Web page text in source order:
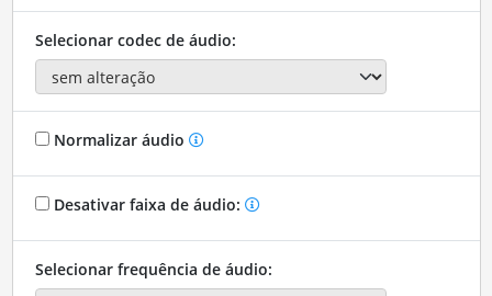
Selecionar codec de áudio:
Normalizar áudio
Desativar faixa de áudio:
Selecionar frequência de áudio: